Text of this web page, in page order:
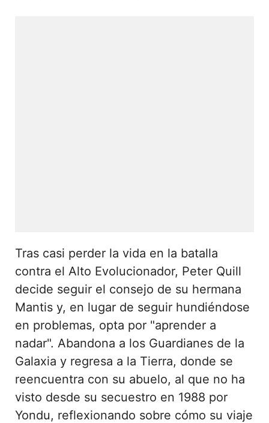
Tras casi perder la vida en la batalla
contra el Alto Evolucionador, Peter Quill
decide seguir el consejo de su hermana
Mantis y, en lugar de seguir hundiéndose
en problemas, opta por "aprender a
nadar". Abandona a los Guardianes de la
Galaxia y regresa a la Tierra, donde se
reencuentra con su abuelo, al que no ha
visto desde su secuestro en 1988 por
Yondu, reflexionando sobre cómo su viaje